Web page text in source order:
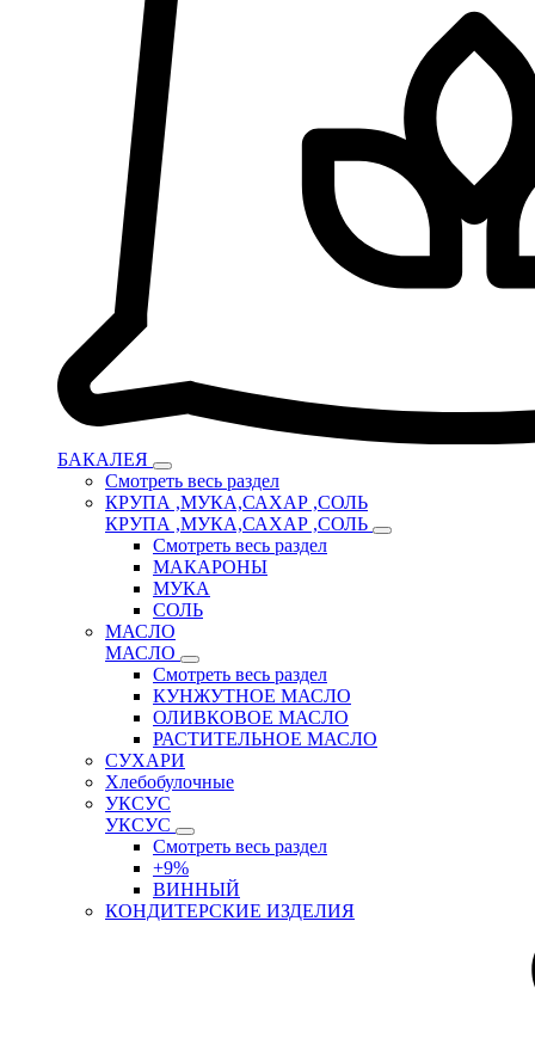
БАКАЛЕЯ
Смотреть весь раздел
КРУПА ,МУКА,САХАР ,СОЛЬ
КРУПА ,МУКА,САХАР ,СОЛЬ
Смотреть весь раздел
МАКАРОНЫ
МУКА
СОЛЬ
МАСЛО
МАСЛО
Смотреть весь раздел
КУНЖУТНОЕ МАСЛО
ОЛИВКОВОЕ МАСЛО
РАСТИТЕЛЬНОЕ МАСЛО
СУХАРИ
Хлебобулочные
УКСУС
УКСУС
Смотреть весь раздел
+9%
ВИННЫЙ
КОНДИТЕРСКИЕ ИЗДЕЛИЯ